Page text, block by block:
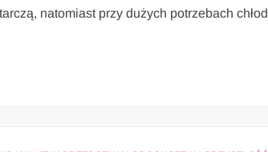
natomiast przy dużych potrzebach